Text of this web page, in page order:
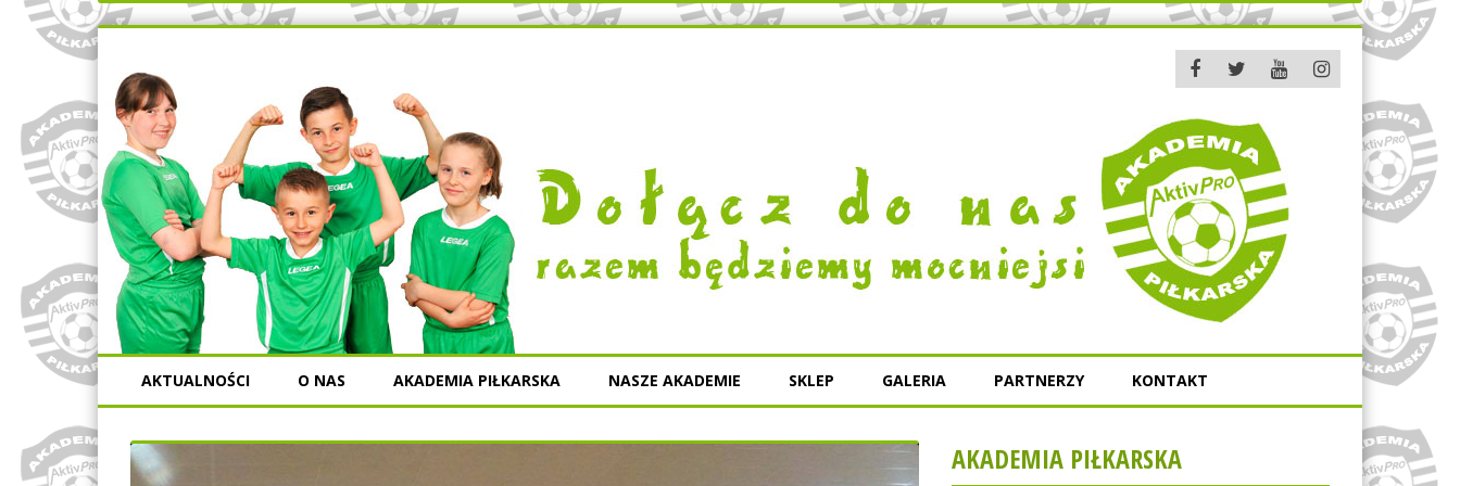
AKTUALNOŚCI O NAS AKADEMIA PIŁKARSKA NASZE AKADEMIE SKLEP GALERIA PARTNERZY KONTAKT
AKADEMIA PIŁKARSKA